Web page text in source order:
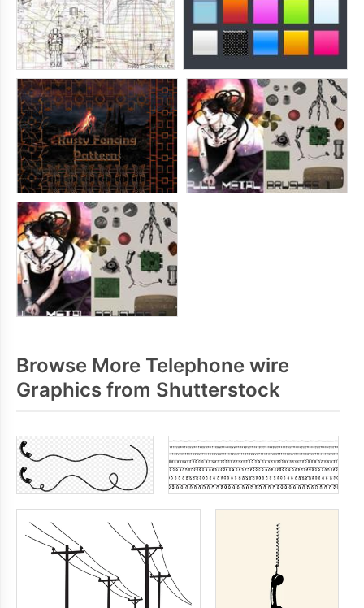
Browse More Telephone wire
Graphics from Shutterstock